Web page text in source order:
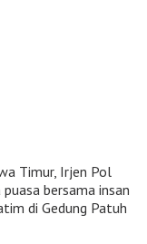
Timur, Irjen Pol
bersama insan
di Gedung Patuh